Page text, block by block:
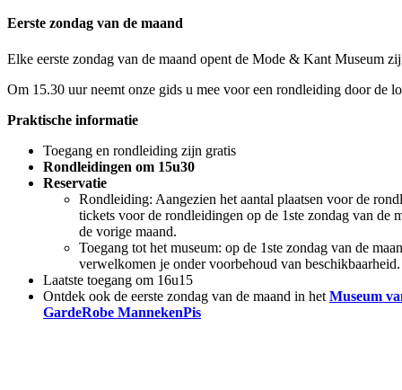
Eerste zondag van de maand
Elke eerste zondag van de maand opent de Mode & Kant Museum
Om 15.30 uur neemt onze gids u mee voor een rondleiding door de
Praktische informatie
Toegang en rondleiding zijn gratis
Rondleidingen om 15u30
Reservatie
Rondleiding: Aangezien het aantal plaatsen voor de
tickets voor de rondleidingen op de 1ste zondag van de
de vorige maand.
Toegang tot het museum: op de 1ste zondag van de
verwelkomen je onder voorbehoud van beschikbaarheid.
Laatste toegang om 16u15
Ontdek ook de eerste zondag van de maand in het Museum
GardeRobe MannekenPis